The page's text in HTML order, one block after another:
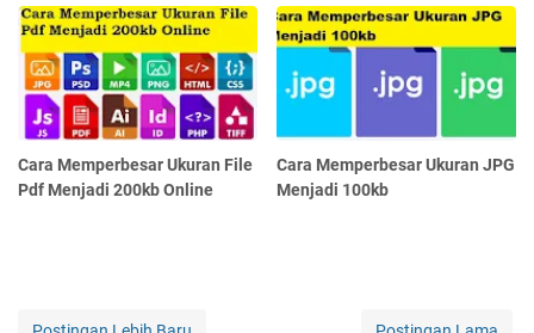
Cara Memperbesar Ukuran File
Pdf Menjadi 200kb Online
Cara Memperbesar Ukuran JPG
Menjadi 100kb